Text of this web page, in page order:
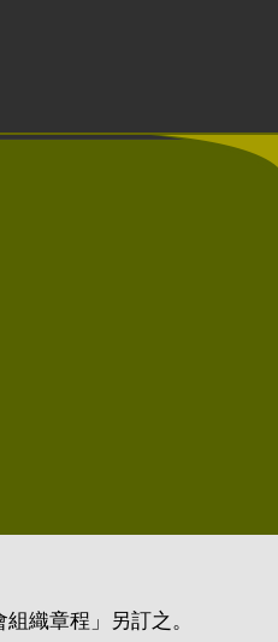
組織章程 」另訂之。